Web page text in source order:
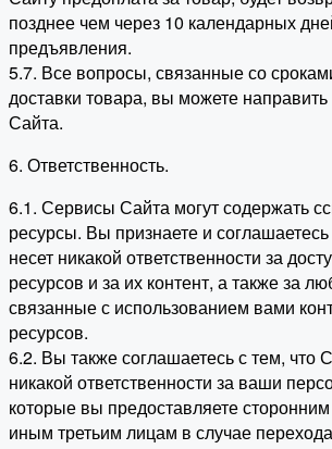
позднее чем через 10 календарных
предъявления.
5.7. Все вопросы, связанные со
доставки товара, вы можете
Сайта.
6. Ответственность.
6.1. Сервисы Сайта могут содержать
ресурсы. Вы признаете и
несет никакой ответственности за
ресурсов и за их контент, а также за
связанные с использованием вами
ресурсов.
6.2. Вы также соглашаетесь с тем, что
никакой ответственности за ваши
которые вы предоставляете
иным третьим лицам в случае